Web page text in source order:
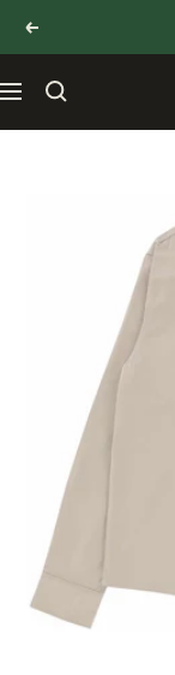
テ
ン
ツ
へ
戻
る
ナ